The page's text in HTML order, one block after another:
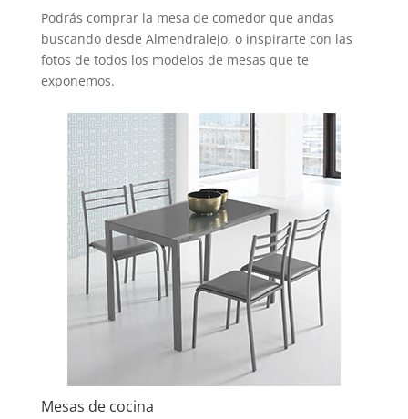
Podrás comprar la mesa de comedor que andas
buscando desde Almendralejo, o inspirarte con las
fotos de todos los modelos de mesas que te
exponemos.
Mesas de cocina